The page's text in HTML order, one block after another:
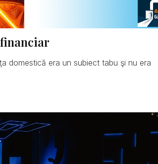
domestică era un subiect tabu şi nu era